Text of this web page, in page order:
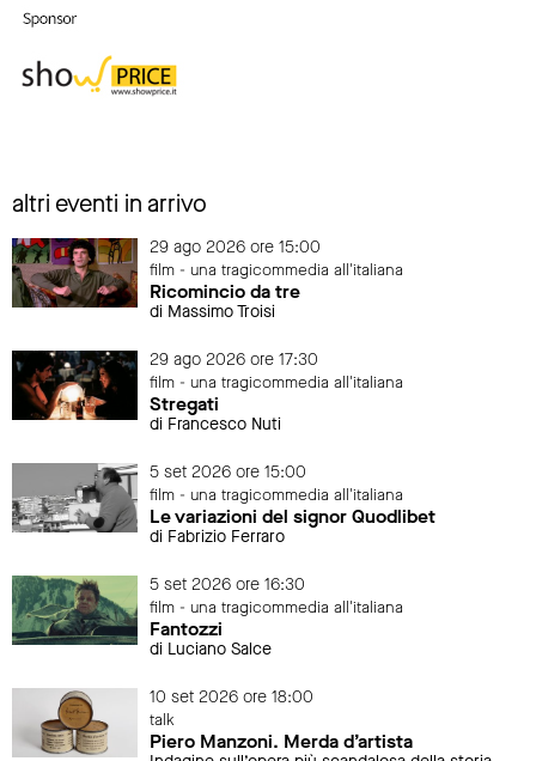
altri eventi in arrivo
29 ago 2026 ore 15:00
film - una tragicommedia all'italiana
Ricomincio da tre
di Massimo Troisi
29 ago 2026 ore 17:30
film - una tragicommedia all'italiana
Stregati
di Francesco Nuti
5 set 2026 ore 15:00
film - una tragicommedia all'italiana
Le variazioni del signor Quodlibet
di Fabrizio Ferraro
5 set 2026 ore 16:30
film - una tragicommedia all'italiana
Fantozzi
di Luciano Salce
10 set 2026 ore 18:00
talk
Piero Manzoni. Merda d’artista